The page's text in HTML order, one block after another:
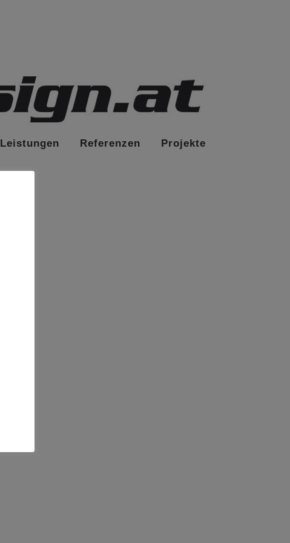
Leistungen Referenzen Projekte